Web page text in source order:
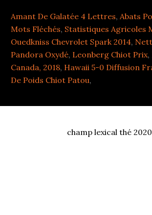
Amant De Galatée 4 Lettres,Abats
Mots Fléchés, Statistiques Agricoles
Ouedkniss Chevrolet Spark 2014,
Pandora Oxydé, Leonberg Chiot Prix,
Canada, 2018, Hawaii 5-0 Diffusion
De Poids Chiot Patou,
champ lexical thé 2020